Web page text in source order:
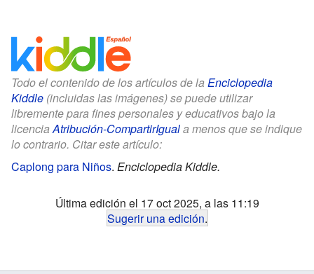
Todo el contenido de los artículos de la Enciclopedia
Kiddle (incluidas las imágenes) se puede utilizar
libremente para fines personales y educativos bajo la
licenciaAtribución-CompartirIguala menos que se indique
lo contrario. Citar este artículo:
Caplong para Niños. Enciclopedia Kiddle.
Última edición el 17 oct 2025, a las 11:19
Sugerir una edición.